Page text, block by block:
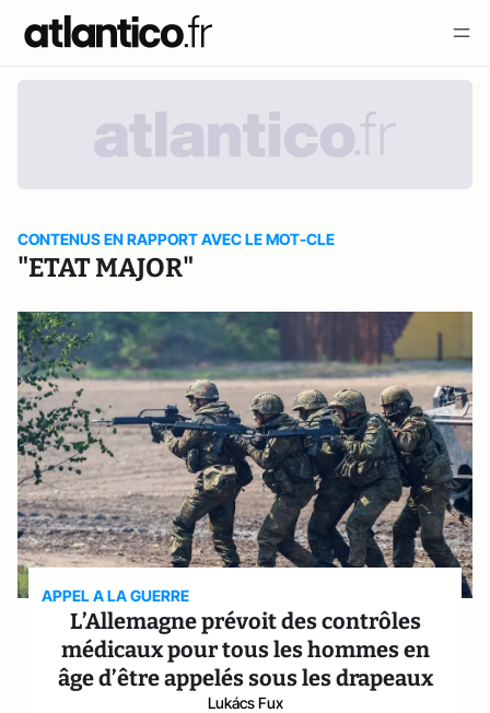
CONTENUS EN RAPPORT AVEC LE MOT-CLE
"ETAT MAJOR"
APPEL A LA GUERRE
L’Allemagne prévoit des contrôles
médicaux pour tous les hommes en
âge d’être appelés sous les drapeaux
Lukács Fux